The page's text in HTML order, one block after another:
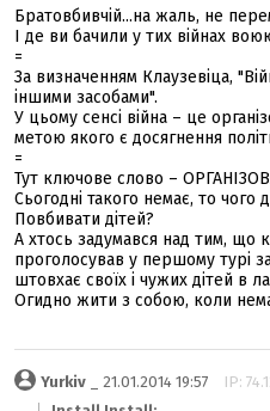
Братовбивчій...на жаль, не
І де ви бачили у тих війнах
=
За визначенням Клаузевіца,
іншими засобами".
У цьому сенсі війна – це
метою якого є досягнення
=
Тут ключове слово –
Сьогодні такого немає, то чого
Повбивати дітей?
А хтось задумався над тим, що
проголосував у першому турі
штовхає своїх і чужих дітей в
Огидно жити з собою, коли
Yurkiv _ 21.01.2014 19:57 IP: